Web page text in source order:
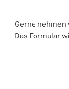
Gerne nehmen
Das Formular